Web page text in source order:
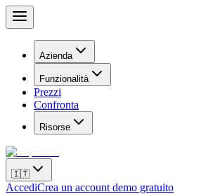
Azienda
Funzionalità
Prezzi
Confronta
Risorse
🇮🇹
AccediCrea un account demo gratuito